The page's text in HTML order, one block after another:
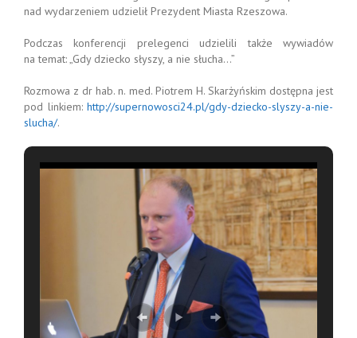
nad wydarzeniem udzielił Prezydent Miasta Rzeszowa.
Podczas konferencji prelegenci udzielili także wywiadów
na temat: „Gdy dziecko słyszy, a nie słucha…”
Rozmowa z dr hab. n. med. Piotrem H. Skarżyńskim dostępna jest
pod linkiem: http://supernowosci24.pl/gdy-dziecko-slyszy-a-nie-
slucha/.